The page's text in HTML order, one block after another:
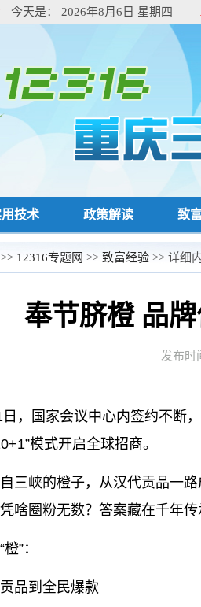
今天是： 2026年8月6日 星期四
技术 政策解读 致
>> 12316专题网 >> 致富经验 >> 详细
奉节脐橙 品
发布
日，国家会议中心内签约不断
模式开启全球招商。
三峡的橙子，从汉代贡品一
啥圈粉无数？答案藏在千年传
”：
品到全民爆款